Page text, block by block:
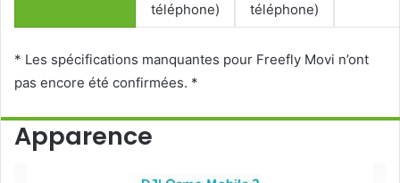
téléphone)
téléphone)
* Les spécifications manquantes pour Freefly Movi n’ont
pas encore été confirmées. *
Apparence